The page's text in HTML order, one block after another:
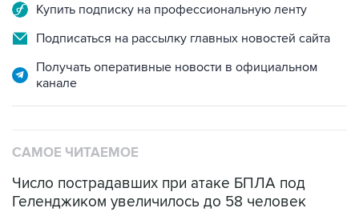
Купить подписку на профессиональную ленту
Подписаться на рассылку главных новостей сайта
Получать оперативные новости в официальном
канале
САМОЕ ЧИТАЕМОЕ
Число пострадавших при атаке БПЛА под
Геленджиком увеличилось до 58 человек